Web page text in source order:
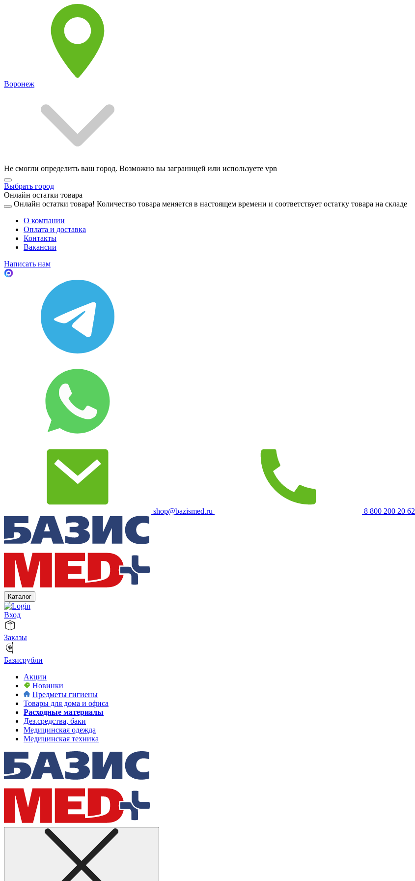
Воронеж
Не смогли определить ваш город. Возможно вы заграницей или используете vpn
Выбрать город
Онлайн остатки товара
Онлайн остатки товара! Количество товара меняется в настоящем времени и соответствует остатку товара на складе
О компании
Оплата и доставка
Контакты
Вакансии
Написать нам
shop@bazismed.ru 8 800 200 20 62
Каталог
Вход
Заказы
Базисрубли
Акции
Новинки
Предметы гигиены
Товары для дома и офиса
Расходные материалы
Дез.средства, баки
Медицинская одежда
Медицинская техника